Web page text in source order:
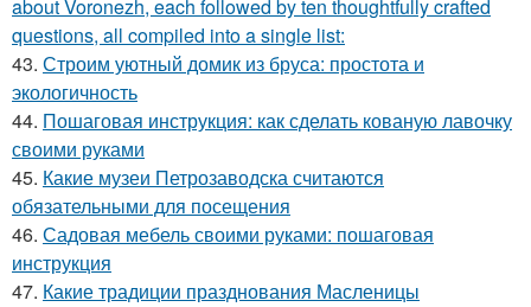
about Voronezh, each followed by ten thoughtfully crafted
questions, all compiled into a single list:
43. Строим уютный домик из бруса: простота и
экологичность
44. Пошаговая инструкция: как сделать кованую лавочку
своими руками
45. Какие музеи Петрозаводска считаются
обязательными для посещения
46. Садовая мебель своими руками: пошаговая
инструкция
47. Какие традиции празднования Масленицы